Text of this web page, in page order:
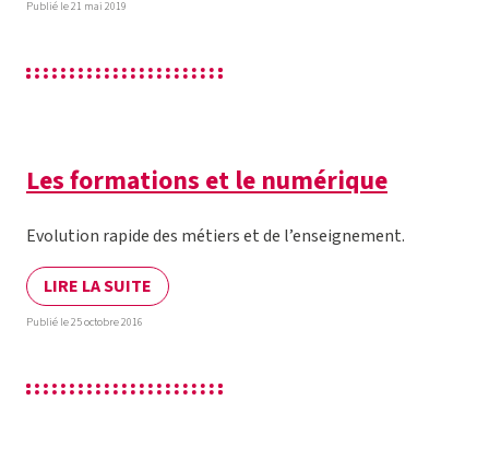
Publié le 21 mai 2019
Les formations et le numérique
Evolution rapide des métiers et de l’enseignement.
LIRE LA SUITE
Publié le 25 octobre 2016